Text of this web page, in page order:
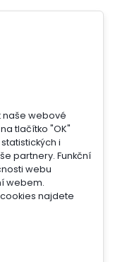
naše webové
tlačítko "OK"
i
partnery. Funkční
webu
webem.
najdete